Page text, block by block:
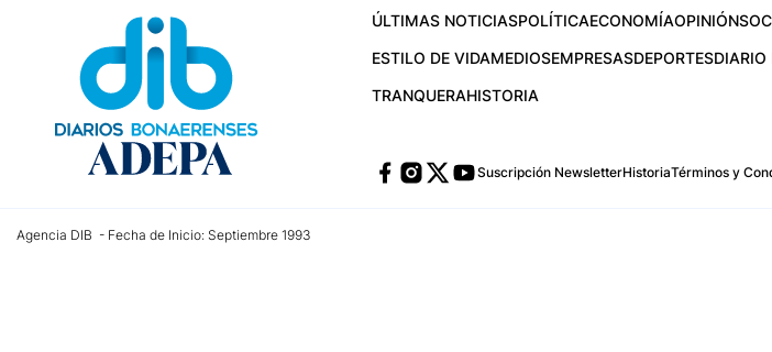
ÚLTIMAS NOTICIASPOLÍTICAECONOMÍAOPINIÓN
ESTILO DE VIDAMEDIOSEMPRESASDEPORTESDIARIO
TRANQUERAHISTORIA
Suscripción NewsletterHistoriaTérminos y
Agencia DIB - Fecha de Inicio: Septiembre 1993